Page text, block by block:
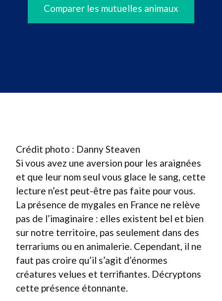
Comparer les mutuelles animaux
Crédit photo : Danny Steaven
Si vous avez une aversion pour les araignées
et que leur nom seul vous glace le sang, cette
lecture n’est peut-être pas faite pour vous.
La présence de mygales en France ne relève
pas de l’imaginaire : elles existent bel et bien
sur notre territoire, pas seulement dans des
terrariums ou en animalerie. Cependant, il ne
faut pas croire qu’il s’agit d’énormes
créatures velues et terrifiantes. Décryptons
cette présence étonnante.